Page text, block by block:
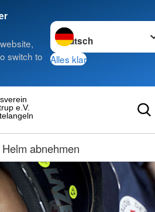
switch to
Sprache wechseln zu
Alles klar
e.V.
Helm abnehmen